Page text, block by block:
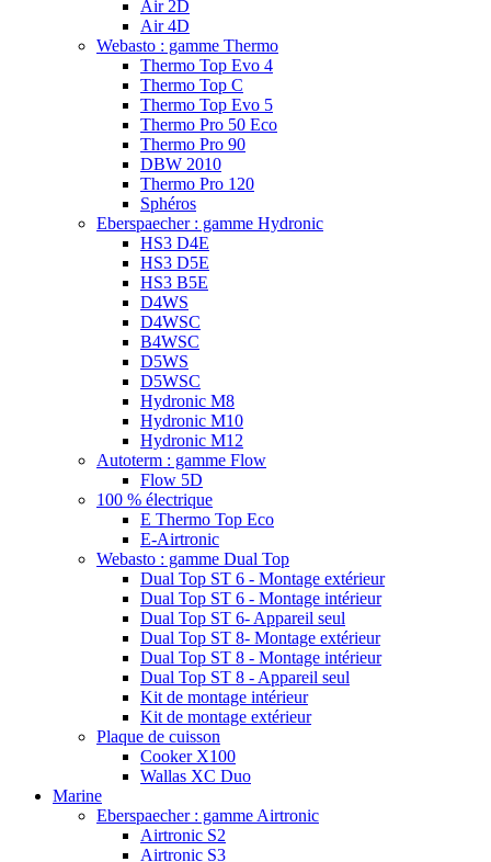
Air 2D
Air 4D
Webasto : gamme Thermo
Thermo Top Evo 4
Thermo Top C
Thermo Top Evo 5
Thermo Pro 50 Eco
Thermo Pro 90
DBW 2010
Thermo Pro 120
Sphéros
Eberspaecher : gamme Hydronic
HS3 D4E
HS3 D5E
HS3 B5E
D4WS
D4WSC
B4WSC
D5WS
D5WSC
Hydronic M8
Hydronic M10
Hydronic M12
Autoterm : gamme Flow
Flow 5D
100 % électrique
E Thermo Top Eco
E-Airtronic
Webasto : gamme Dual Top
Dual Top ST 6 - Montage extérieur
Dual Top ST 6 - Montage intérieur
Dual Top ST 6- Appareil seul
Dual Top ST 8- Montage extérieur
Dual Top ST 8 - Montage intérieur
Dual Top ST 8 - Appareil seul
Kit de montage intérieur
Kit de montage extérieur
Plaque de cuisson
Cooker X100
Wallas XC Duo
Marine
Eberspaecher : gamme Airtronic
Airtronic S2
Airtronic S3